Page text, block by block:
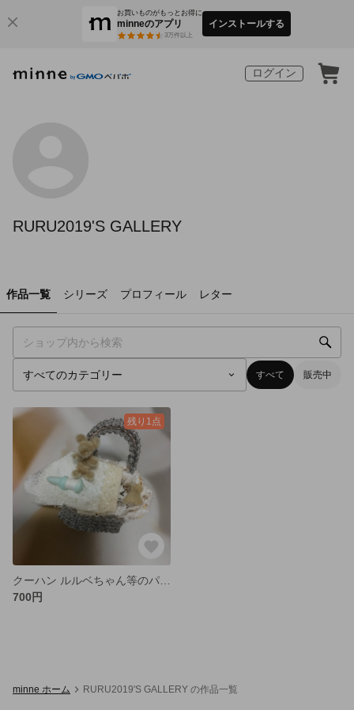
お買いものがもっとお得に
minneのアプリ
3万件以上
インストールする
ログイン
RURU2019'S GALLERY
作品一覧 シリーズ プロフィール レター
すべて 販売中
残り1点
700円
minne ホーム RURU2019'S GALLERY の作品一覧